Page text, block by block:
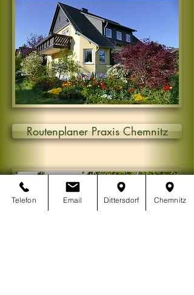
Routenplaner Praxis Chemnitz
Telefon Email Dittersdorf Chemnitz